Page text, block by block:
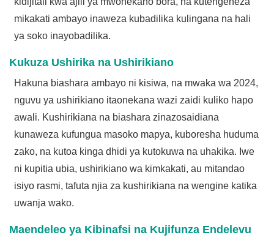
mikakati ambayo inaweza kubadilika kulingana na hali
ya soko inayobadilika.
Kukuza Ushirika na Ushirikiano
Hakuna biashara ambayo ni kisiwa, na mwaka wa 2024,
nguvu ya ushirikiano itaonekana wazi zaidi kuliko hapo
awali. Kushirikiana na biashara zinazosaidiana
kunaweza kufungua masoko mapya, kuboresha huduma
zako, na kutoa kinga dhidi ya kutokuwa na uhakika. Iwe
ni kupitia ubia, ushirikiano wa kimkakati, au mitandao
isiyo rasmi, tafuta njia za kushirikiana na wengine katika
uwanja wako.
Maendeleo ya Kibinafsi na Kujifunza Endelevu